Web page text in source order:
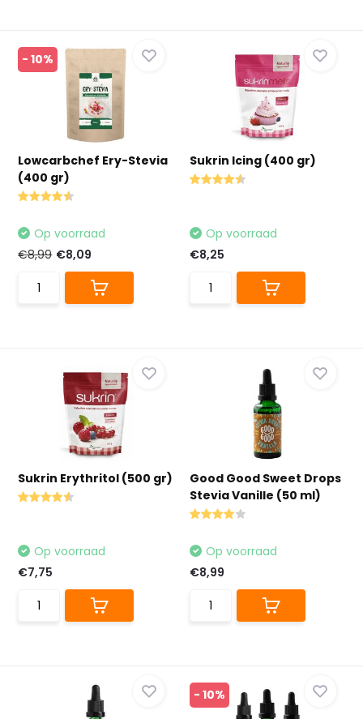
- 10%
Lowcarbchef Ery-Stevia
(400 gr)
Op voorraad
€8,99 €8,09
Sukrin Icing (400 gr)
Op voorraad
€8,25
Sukrin Erythritol (500 gr)
Op voorraad
€7,75
Good Good Sweet Drops
Stevia Vanille (50 ml)
Op voorraad
€8,99
- 10%